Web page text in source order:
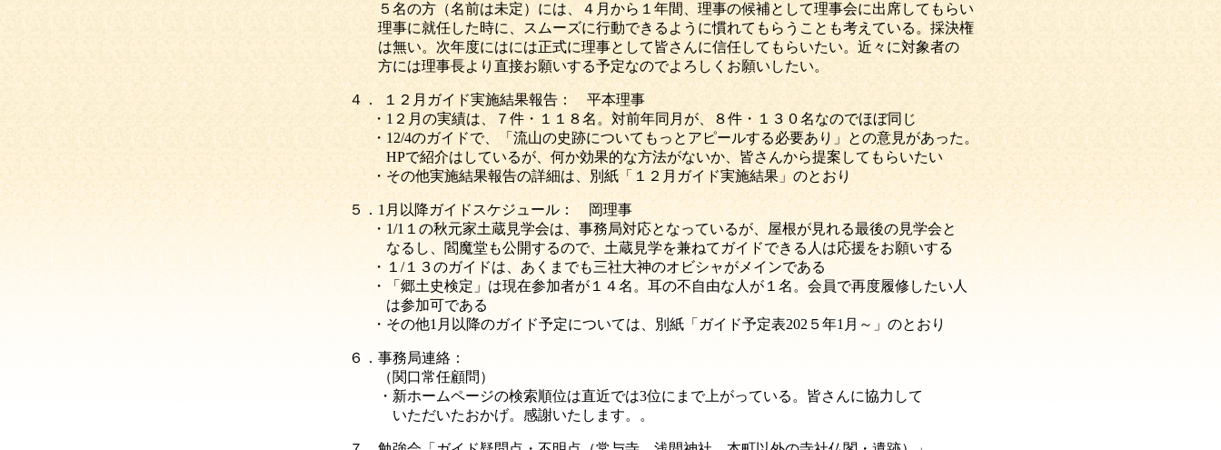
５名の方（名前は未定）には、４月から１年間、理事の候補として理事会に出席してもらい
理事に就任した時に、スムーズに行動できるように慣れてもらうことも考えている。採決権
は無い。次年度にはには正式に理事として皆さんに信任してもらいたい。近々に対象者の
方には理事長より直接お願いする予定なのでよろしくお願いしたい。
４． １２月ガイド実施結果報告： 平本理事
・ 1２月の実績は、 ７件・ １１８名。対前年同月が、８件・１３０名なのでほぼ同じ
・12/4のガイドで、「流山の史跡についてもっとアピールする必要あり」との意見があった。
HPで紹介はしているが、何か効果的な方法がないか、皆さんから提案してもらいたい
・その他実施結果報告の詳細は、別紙「１２月ガイド実施結果」のとおり
５． 1月以降ガイドスケジュール： 岡理事
・1/1１の秋元家土蔵見学会は、事務局対応となっているが、屋根が見れる最後の見学会と
なるし、閻魔堂も公開するので、土蔵見学を兼ねてガイドできる人は応援をお願いする
・１/１３のガイドは、あくまでも三社大神のオビシャがメインである
・「郷土史検定」は現在参加者が１４名。耳の不自由な人が１名。会員で再度履修したい人
は参加可である
・その他1 月以降のガイド予定については、別紙「ガイド予定表202５年1 月～」のとおり
６． 事務局連絡：
（関口常任顧問）
・新ホームページの検索順位は直近では3位にまで上がっている。皆さんに協力して
いただいたおかげ。感謝いたします。。